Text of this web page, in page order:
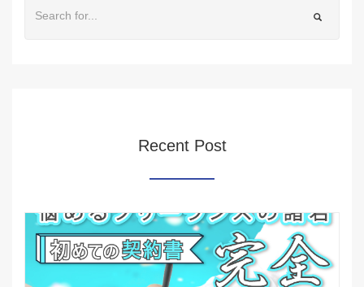
Recent Post